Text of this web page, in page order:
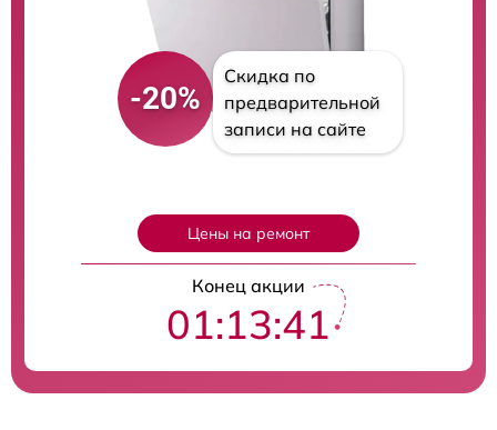
-20%
Скидка по
предварительной
записи на сайте
Цены на ремонт
Конец акции
01:13:40